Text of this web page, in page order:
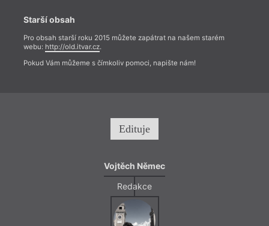
Starší obsah
Pro obsah starší roku 2015 můžete zapátrat na našem starém
webu: http://old.itvar.cz.
Pokud Vám můžeme s čímkoliv pomoci, napište nám!
Edituje
Vojtěch Němec
Redakce